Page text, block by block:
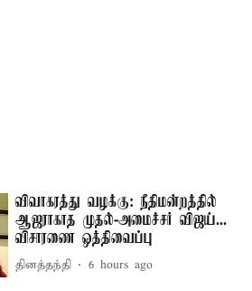
விவாகரத்து வழக்கு: நீதிமன்றத்தில்
ஆஜராகாத முதல்-அமைச்சர் விஜய்...
விசாரணை ஒத்திவைப்பு
தினத்தந்தி 6 hours ago